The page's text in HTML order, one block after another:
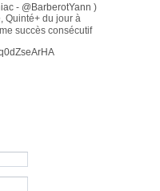
- @BarberotYann )
Quinté+ du jour à
succès consécutif